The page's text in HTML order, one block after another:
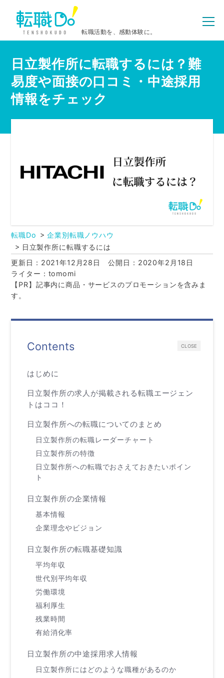
転職活動を、感動体験に。
日立製作所に転職するには？難
易度や面接の口コミ・中途採用
情報をチェック
転職Do
企業別転職ノウハウ
日立製作所に転職するには
更新日：2021年12月28日
公開日：2020年2月18日
ライター：tomomi
【PR】記事内に商品・サービスのプロモーションを含みま
す。
CLOSE
Contents
はじめに
日立製作所の求人が掲載される転職エージェン
トはココ！
日立製作所への転職についてのまとめ
日立製作所の転職レーダーチャート
日立製作所の特徴
日立製作所への転職でおさえておきたいポイン
ト
日立製作所の企業情報
基本情報
企業理念やビジョン
日立製作所の転職基礎知識
平均年収
世代別平均年収
労働環境
福利厚生
残業時間
有給消化率
日立製作所の中途採用求人情報
日立製作所にはどのような職種があるのか